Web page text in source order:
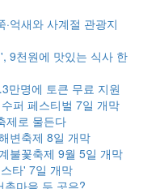
억새와 사계절 관광지
9천원에 맛있는 식사 한
만명에 토큰 무료 지원
퍼 페스티벌 7일 개막
제로 물든다
변축제 8일 개막
불꽃축제 9월 5일 개막
타' 7일 개막
마을 두 곳은?